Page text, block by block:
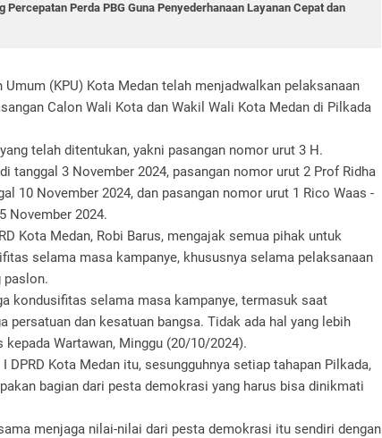
Percepatan Perda PBG Guna Penyederhanaan Layanan Cepat dan
(KPU) Kota Medan telah menjadwalkan pelaksanaan
Calon Wali Kota dan Wakil Wali Kota Medan di Pilkada
telah ditentukan, yakni pasangan nomor urut 3 H.
tanggal 3 November 2024, pasangan nomor urut 2 Prof Ridha
10 November 2024, dan pasangan nomor urut 1 Rico Waas -
November 2024.
Kota Medan, Robi Barus, mengajak semua pihak untuk
selama masa kampanye, khususnya selama pelaksanaan
paslon.
kondusifitas selama masa kampanye, termasuk saat
persatuan dan kesatuan bangsa. Tidak ada hal yang lebih
kepada Wartawan, Minggu (20/10/2024).
DPRD Kota Medan itu, sesungguhnya setiap tahapan Pilkada,
bagian dari pesta demokrasi yang harus bisa dinikmati
menjaga nilai-nilai dari pesta demokrasi itu sendiri dengan